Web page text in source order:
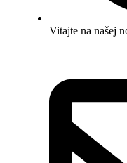
Vitajte na našej